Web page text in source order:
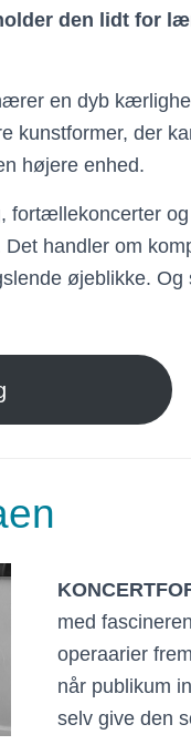
den lidt for
en dyb
kunstformer, der
højere enhed.
fortællekoncerter
handler om
øjeblikke.
med
operaarier
når publikum
selv give den